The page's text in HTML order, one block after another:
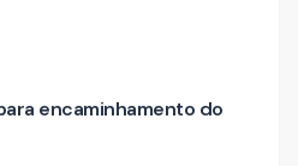
encaminhamento do